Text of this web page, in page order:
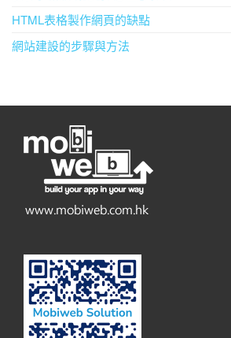
HTML表格製作網頁的缺點
網站建設的步驟與方法